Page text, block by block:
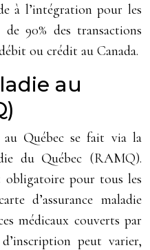
à l’intégration pour les
90% des transactions
ou crédit au Canada.
au
au Québec se fait via la
du Québec (RAMQ).
obligatoire pour tous les
d’assurance maladie
médicaux couverts par
peut varier,